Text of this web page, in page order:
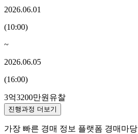
2026.06.01
(10:00)
~
2026.06.05
(16:00)
3억3200만원 유찰
진행과정 더보기
가장 빠른 경매 정보 플랫폼 경매마당